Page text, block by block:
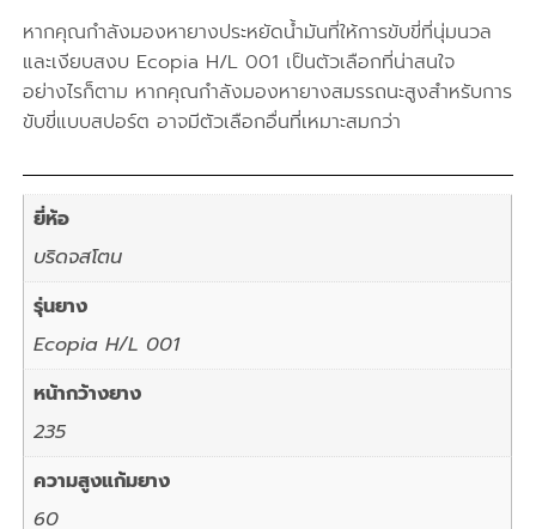
หากคุณกำลังมองหายางประหยัดน้ำมันที่ให้การขับขี่ที่นุ่มนวล
และเงียบสงบ Ecopia H/L 001 เป็นตัวเลือกที่น่าสนใจ
อย่างไรก็ตาม หากคุณกำลังมองหายางสมรรถนะสูงสำหรับการ
ขับขี่แบบสปอร์ต อาจมีตัวเลือกอื่นที่เหมาะสมกว่า
ยี่ห้อ
บริดจสโตน
รุ่นยาง
Ecopia H/L 001
หน้ากว้างยาง
235
ความสูงแก้มยาง
60